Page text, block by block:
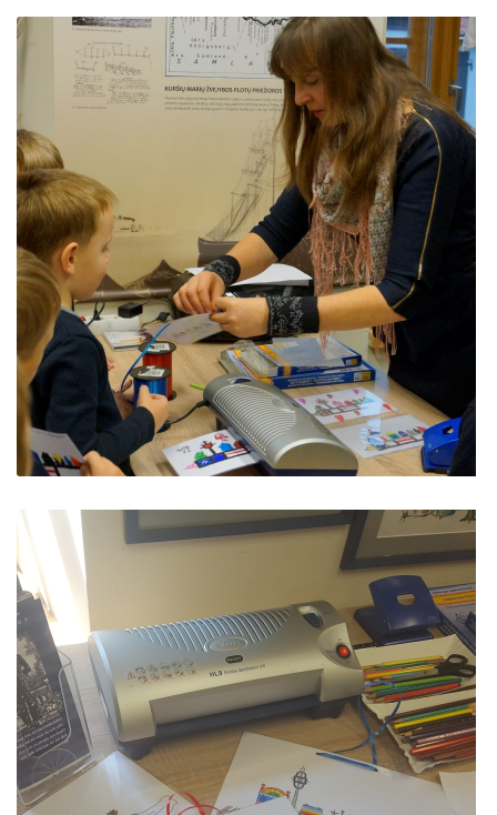
ES projektas GENIUS LOCI. Vydūno suolelio projektas
ES projektas GENIUS LOCI. Projekto idėja
ES projektas GENIUS LOCI. Partnerių susitikimas
ES Projektas GENIUS LOCI. Tarptautinis muziejų projektas
Projektai